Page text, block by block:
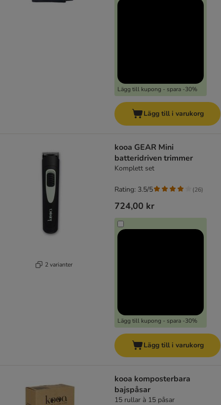
Lägg till kupong - spara -30%
Lägg till i varukorg
2 varianter
kooa GEAR Mini
batteridriven trimmer
Komplett set
724,00 kr
Lägg till kupong - spara -30%
Rating: 3.5/5 (26)
Lägg till i varukorg
kooa komposterbara
bajspåsar
15 rullar à 15 påsar